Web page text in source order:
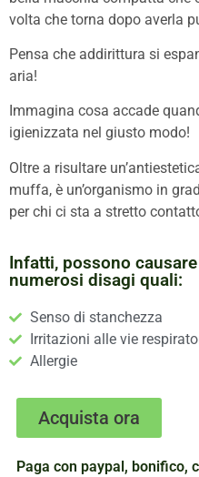
volta che torna dopo averla
Pensa che addirittura si
aria!
Immagina cosa accade
igienizzata nel giusto modo!
Oltre a risultare
muffa, è un’organismo in
per chi ci sta a stretto
Infatti, possono
numerosi disagi quali:
Senso di stanchezza
Irritazioni alle vie
Allergie
Acquista ora
Paga con paypal, bonifico,